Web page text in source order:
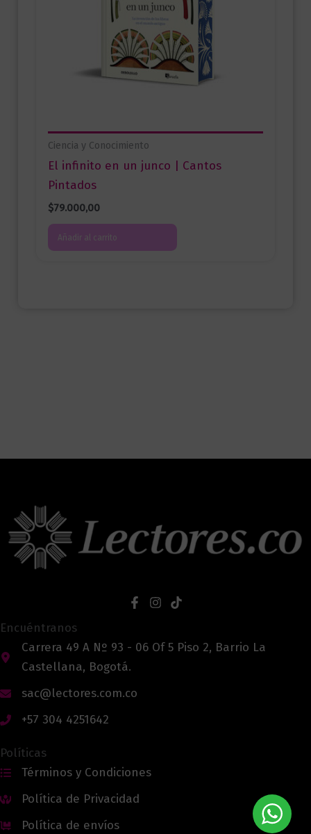
Ciencia y Conocimiento
El infinito en un junco | Cantos
Pintados
$79.000,00
Añadir al carrito
Encuéntranos
Carrera 49 A Nº 93 - 06 Of 5 Piso 2, Barrio La
Castellana, Bogotá.
sac@lectores.com.co
+57 304 4251642
Políticas
Términos y Condiciones
Política de Privacidad
Política de envíos